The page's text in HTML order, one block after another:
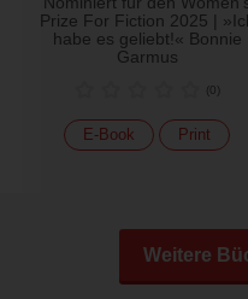
Prize For Fiction 2025 |
habe es geliebt!« Bonnie
Garmus
(0)
E-Book Print
Weitere